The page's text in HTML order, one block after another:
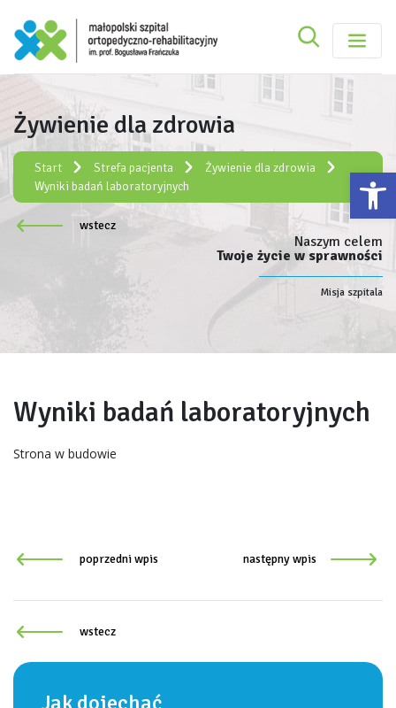
Małopolski Szpital Ortopedyczno-Szukaj
Szukaj
Żywienie dla zdrowia
Start Strefa pacjenta
Żywienie dla zdrowia
Wyniki badań laboratoryjnych
wstecz
Naszym celem
Twoje życie w sprawności
Misja szpitala
Wyniki badań laboratoryjnych
Strona w budowie
poprzedni wpis następny wpis
wstecz
Jak dojechać